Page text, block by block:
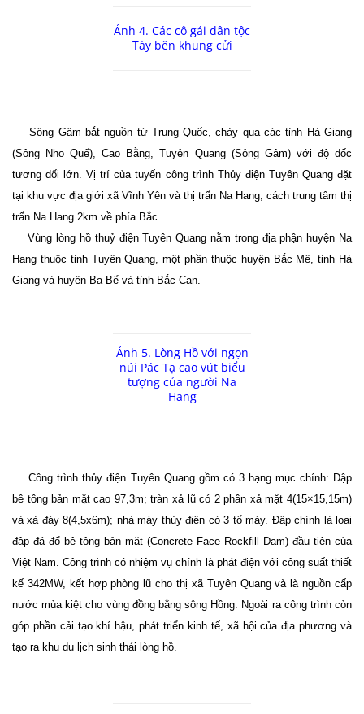
Ảnh 4. Các cô gái dân tộc
Tày bên khung cửi
Sông Gâm bắt nguồn từ Trung Quốc, chảy qua các tỉnh Hà Giang
(Sông Nho Quế), Cao Bằng, Tuyên Quang (Sông Gâm) với độ dốc
tương dối lớn. Vị trí của tuyến công trình Thủy điện Tuyên Quang đặt
tại khu vực địa giới xã Vĩnh Yên và thị trấn Na Hang, cách trung tâm thị
trấn Na Hang 2km về phía Bắc.
Vùng lòng hồ thuỷ điện Tuyên Quang nằm trong địa phận huyện Na
Hang thuộc tỉnh Tuyên Quang, một phần thuộc huyện Bắc Mê, tỉnh Hà
Giang và huyện Ba Bể và tỉnh Bắc Cạn.
Ảnh 5. Lòng Hồ với ngọn
núi Pác Tạ cao vút biểu
tượng của người Na
Hang
Công trình thủy điện Tuyên Quang gồm có 3 hạng mục chính: Đập
bê tông bản mặt cao 97,3m; tràn xả lũ có 2 phần xả mặt 4(15×15,15m)
và xả đáy 8(4,5x6m); nhà máy thủy điện có 3 tổ máy. Đập chính là loại
đập đá đổ bê tông bản mặt (Concrete Face Rockfill Dam) đầu tiên của
Việt Nam. Công trình có nhiệm vụ chính là phát điện với công suất thiết
kế 342MW, kết hợp phòng lũ cho thị xã Tuyên Quang và là nguồn cấp
nước mùa kiệt cho vùng đồng bằng sông Hồng. Ngoài ra công trình còn
góp phần cải tạo khí hậu, phát triển kinh tế, xã hội của địa phương và
tạo ra khu du lịch sinh thái lòng hồ.